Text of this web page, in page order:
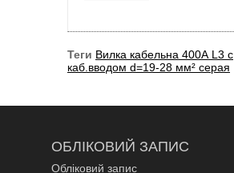
Теги Вилка кабельна 400А L3 с
каб.вводом d=19-28 мм² серая
ОБЛІКОВИЙ ЗАПИС
Обліковий запис